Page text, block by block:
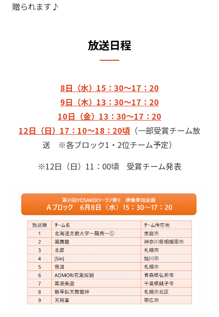
贈られます♪
放送日程
8日（水）15：30～17：20
9日（木）13：30～17：20
10日（金）13：30～17：20
12日（日）17：10～18：20頃 （一部受賞チーム放
送 ※各ブロック1・2位チーム予定）
※12日（日）11：00頃 受賞チーム発表